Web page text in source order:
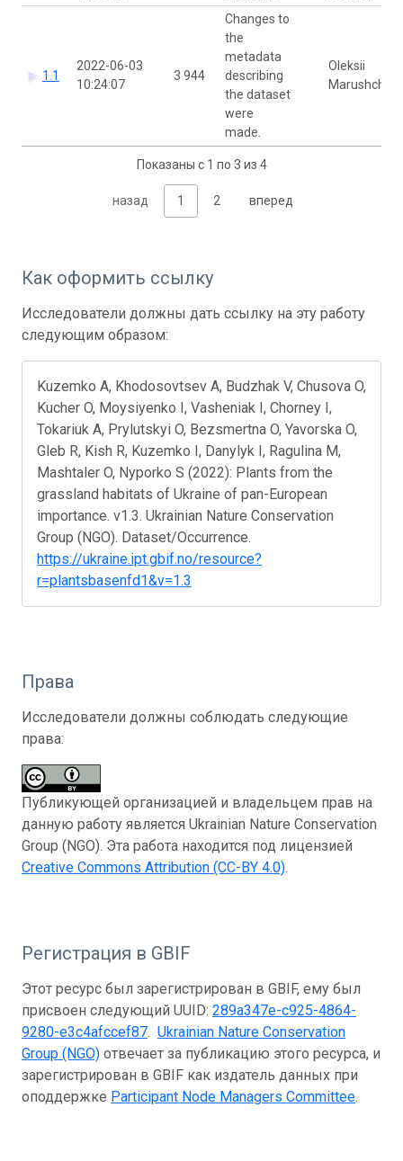
1.1
2022-06-03
10:24:07
3 944
Changes to
the
metadata
describing
the dataset
were
made.
Oleksii
Marushchak
Показаны с 1 по 3 из 4
назад 1 2 вперед
Как оформить ссылку
Исследователи должны дать ссылку на эту работу
следующим образом:
Kuzemko A, Khodosovtsev A, Budzhak V, Chusova O,
Kucher O, Moysiyenko I, Vasheniak I, Chorney I,
Tokariuk A, Prylutskyi O, Bezsmertna O, Yavorska O,
Gleb R, Kish R, Kuzemko I, Danylyk I, Ragulina M,
Mashtaler O, Nyporko S (2022): Plants from the
grassland habitats of Ukraine of pan-European
importance. v1.3. Ukrainian Nature Conservation
Group (NGO). Dataset/Occurrence.
https://ukraine.ipt.gbif.no/resource?
r=plantsbasenfd1&v=1.3
Права
Исследователи должны соблюдать следующие
права:
Публикующей организацией и владельцем прав на
данную работу является Ukrainian Nature Conservation
Group (NGO). Эта работа находится под лицензией
Creative Commons Attribution (CC-BY 4.0).
Регистрация в GBIF
Этот ресурс был зарегистрирован в GBIF, ему был
присвоен следующий UUID: 289a347e-c925-4864-
9280-e3c4afccef87. Ukrainian Nature Conservation
Group (NGO) отвечает за публикацию этого ресурса, и
зарегистрирован в GBIF как издатель данных при
оподдержке Participant Node Managers Committee.